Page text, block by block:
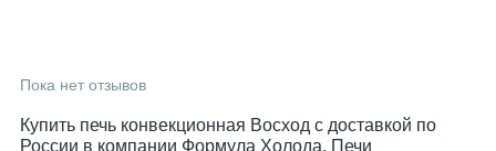
Пока нет отзывов
Купить печь конвекционная Восход с доставкой по
России в компании Формула Холода. Печи